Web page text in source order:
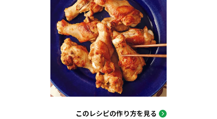
このレシピの作り方を見る